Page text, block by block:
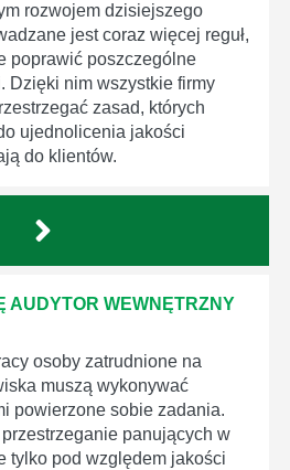
rozwojem dzisiejszego
jest coraz więcej reguł,
poprawić poszczególne
Dzięki nim wszystkie firmy
zasad, których
ujednolicenia jakości
do klientów.
AUDYTOR WEWNĘTRZNY
osoby zatrudnione na
muszą wykonywać
powierzone sobie zadania.
panujących w
tylko pod względem jakości